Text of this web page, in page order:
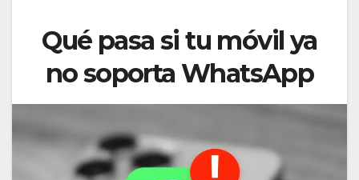
Qué pasa si tu móvil ya
no soporta WhatsApp